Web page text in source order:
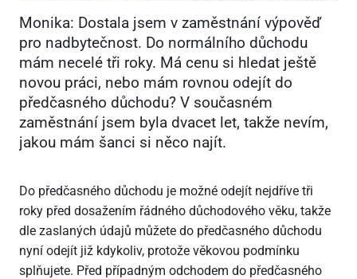
Monika: Dostala jsem v zaměstnání výpověď
pro nadbytečnost. Do normálního důchodu
mám necelé tři roky. Má cenu si hledat ještě
novou práci, nebo mám rovnou odejít do
předčasného důchodu? V současném
zaměstnání jsem byla dvacet let, takže nevím,
jakou mám šanci si něco najít.
Do předčasného důchodu je možné odejít nejdříve tři
roky před dosažením řádného důchodového věku, takže
dle zaslaných údajů můžete do předčasného důchodu
nyní odejít již kdykoliv, protože věkovou podmínku
splňujete. Před případným odchodem do předčasného